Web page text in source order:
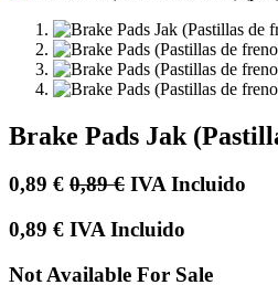
Brake Pads Jak
0,89 € 0,89€ IVA Incluido
0,89 € IVA Incluido
Not Available For Sale